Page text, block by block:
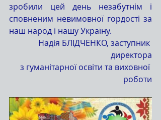
зробили цей день незабутнім і
сповненим невимовної гордості за
наш народ і нашу Україну.
Надія БЛІДЧЕНКО, заступник
директора
з гуманітарної освіти та виховної
роботи